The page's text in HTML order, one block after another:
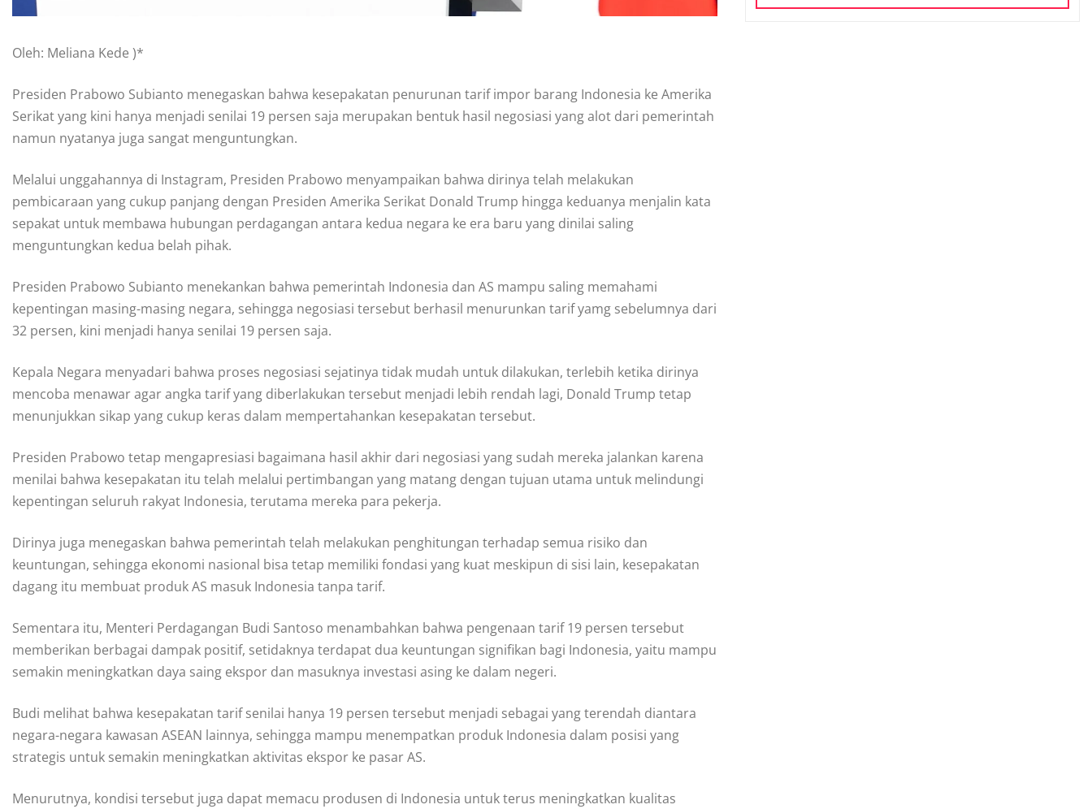
Oleh: Meliana Kede )*
Presiden Prabowo Subianto menegaskan bahwa kesepakatan penurunan tarif impor barang Indonesia ke Amerika
Serikat yang kini hanya menjadi senilai 19 persen saja merupakan bentuk hasil negosiasi yang alot dari pemerintah
namun nyatanya juga sangat menguntungkan.
Melalui unggahannya di Instagram, Presiden Prabowo menyampaikan bahwa dirinya telah melakukan
pembicaraan yang cukup panjang dengan Presiden Amerika Serikat Donald Trump hingga keduanya menjalin kata
sepakat untuk membawa hubungan perdagangan antara kedua negara ke era baru yang dinilai saling
menguntungkan kedua belah pihak.
Presiden Prabowo Subianto menekankan bahwa pemerintah Indonesia dan AS mampu saling memahami
kepentingan masing-masing negara, sehingga negosiasi tersebut berhasil menurunkan tarif yamg sebelumnya dari
32 persen, kini menjadi hanya senilai 19 persen saja.
Kepala Negara menyadari bahwa proses negosiasi sejatinya tidak mudah untuk dilakukan, terlebih ketika dirinya
mencoba menawar agar angka tarif yang diberlakukan tersebut menjadi lebih rendah lagi, Donald Trump tetap
menunjukkan sikap yang cukup keras dalam mempertahankan kesepakatan tersebut.
Presiden Prabowo tetap mengapresiasi bagaimana hasil akhir dari negosiasi yang sudah mereka jalankan karena
menilai bahwa kesepakatan itu telah melalui pertimbangan yang matang dengan tujuan utama untuk melindungi
kepentingan seluruh rakyat Indonesia, terutama mereka para pekerja.
Dirinya juga menegaskan bahwa pemerintah telah melakukan penghitungan terhadap semua risiko dan
keuntungan, sehingga ekonomi nasional bisa tetap memiliki fondasi yang kuat meskipun di sisi lain, kesepakatan
dagang itu membuat produk AS masuk Indonesia tanpa tarif.
Sementara itu, Menteri Perdagangan Budi Santoso menambahkan bahwa pengenaan tarif 19 persen tersebut
memberikan berbagai dampak positif, setidaknya terdapat dua keuntungan signifikan bagi Indonesia, yaitu mampu
semakin meningkatkan daya saing ekspor dan masuknya investasi asing ke dalam negeri.
Budi melihat bahwa kesepakatan tarif senilai hanya 19 persen tersebut menjadi sebagai yang terendah diantara
negara-negara kawasan ASEAN lainnya, sehingga mampu menempatkan produk Indonesia dalam posisi yang
strategis untuk semakin meningkatkan aktivitas ekspor ke pasar AS.
Menurutnya, kondisi tersebut juga dapat memacu produsen di Indonesia untuk terus meningkatkan kualitas